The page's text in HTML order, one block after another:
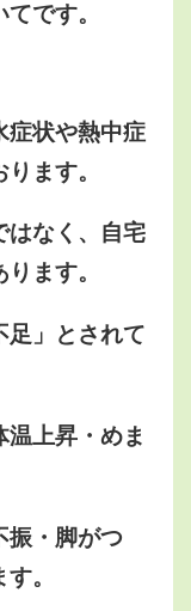
です。
症状や熱中症
ます。
はなく、自宅
ます。
足」とされて
上昇・めま
振・脚がつ
。